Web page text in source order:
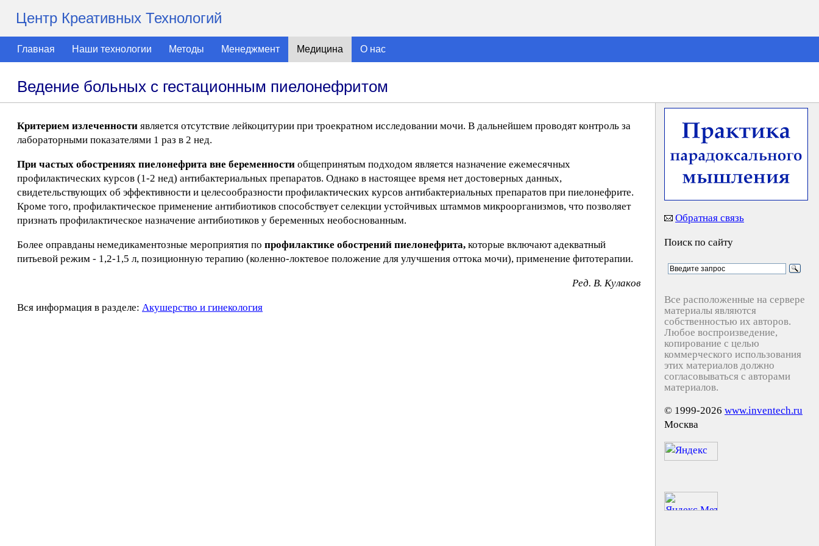
Центр Креативных Технологий
Главная Наши технологии Методы Менеджмент Медицина О нас
Ведение больных с гестационным пиелонефритом
Критерием излеченности является отсутствие лейкоцитурии при троекратном исследовании мочи. В дальнейшем проводят контроль за
лабораторными показателями 1 раз в 2 нед.
При частых обострениях пиелонефрита вне беременности общепринятым подходом является назначение ежемесячных
профилактических курсов (1-2 нед) антибактериальных препаратов. Однако в настоящее время нет достоверных данных,
свидетельствующих об эффективности и целесообразности профилактических курсов антибактериальных препаратов при пиелонефрите.
Кроме того, профилактическое применение антибиотиков способствует селекции устойчивых штаммов микроорганизмов, что позволяет
признать профилактическое назначение антибиотиков у беременных необоснованным.
Более оправданы немедикаментозные мероприятия по профилактике обострений пиелонефрита, которые включают адекватный
питьевой режим - 1,2-1,5 л, позиционную терапию (коленно-локтевое положение для улучшения оттока мочи), применение фитотерапии.
Peд. B. Kyлaкoв
Вся информация в разделе: Акушерство и гинекология
Обратная связь
Поиск по сайту
Все расположенные на сервере
материалы являются
собственностью их авторов.
Любое воспроизведение,
копирование с целью
коммерческого использования
этих материалов должно
согласовываться с авторами
материалов.
© 1999-2026 www.inventech.ru
Москва